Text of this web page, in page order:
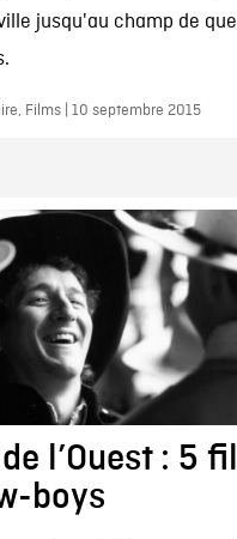
jusqu'au champ de
Films | 10 septembre 2015
l’Ouest : 5
boys